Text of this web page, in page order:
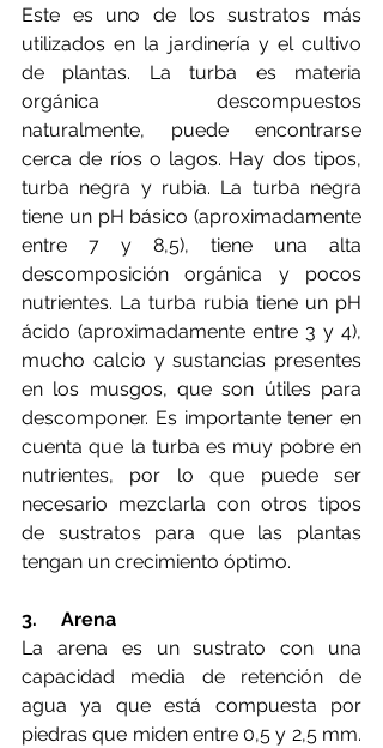
Este es uno de los sustratos más
utilizados en la jardinería y el cultivo
de plantas. La turba es materia
orgánica descompuestos
naturalmente, puede encontrarse
cerca de ríos o lagos. Hay dos tipos,
turba negra y rubia. La turba negra
tiene un pH básico (aproximadamente
entre 7 y 8,5), tiene una alta
descomposición orgánica y pocos
nutrientes. La turba rubia tiene un pH
ácido (aproximadamente entre 3 y 4),
mucho calcio y sustancias presentes
en los musgos, que son útiles para
descomponer. Es importante tener en
cuenta que la turba es muy pobre en
nutrientes, por lo que puede ser
necesario mezclarla con otros tipos
de sustratos para que las plantas
tengan un crecimiento óptimo.
3.     Arena
La arena es un sustrato con una
capacidad media de retención de
agua ya que está compuesta por
piedras que miden entre 0,5 y 2,5 mm.